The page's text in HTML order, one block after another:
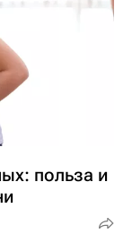
польза и